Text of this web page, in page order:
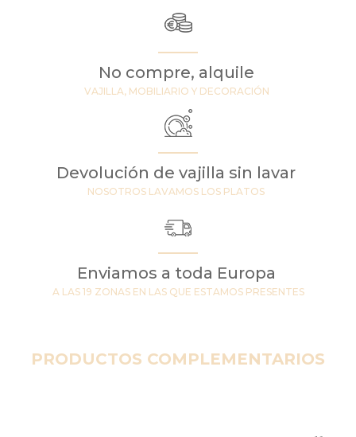
No compre, alquile
VAJILLA, MOBILIARIO Y DECORACIÓN
Devolución de vajilla sin lavar
NOSOTROS LAVAMOS LOS PLATOS
Enviamos a toda Europa
A LAS 19 ZONAS EN LAS QUE ESTAMOS PRESENTES
PRODUCTOS COMPLEMENTARIOS